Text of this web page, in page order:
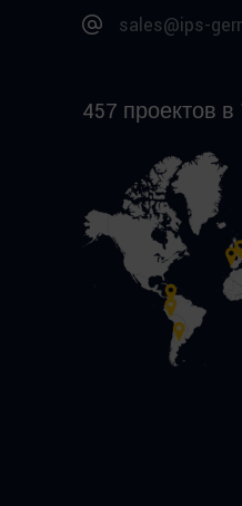
sales@ips-
457 проектов в